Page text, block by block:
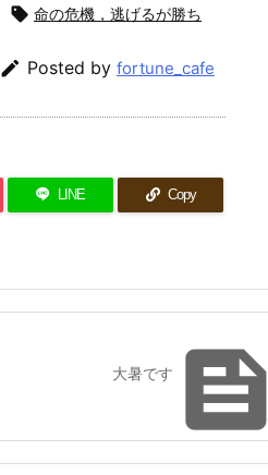
 命の危機，逃げるが勝ち
 Posted by fortune_cafe
LINE Copy

大暑です